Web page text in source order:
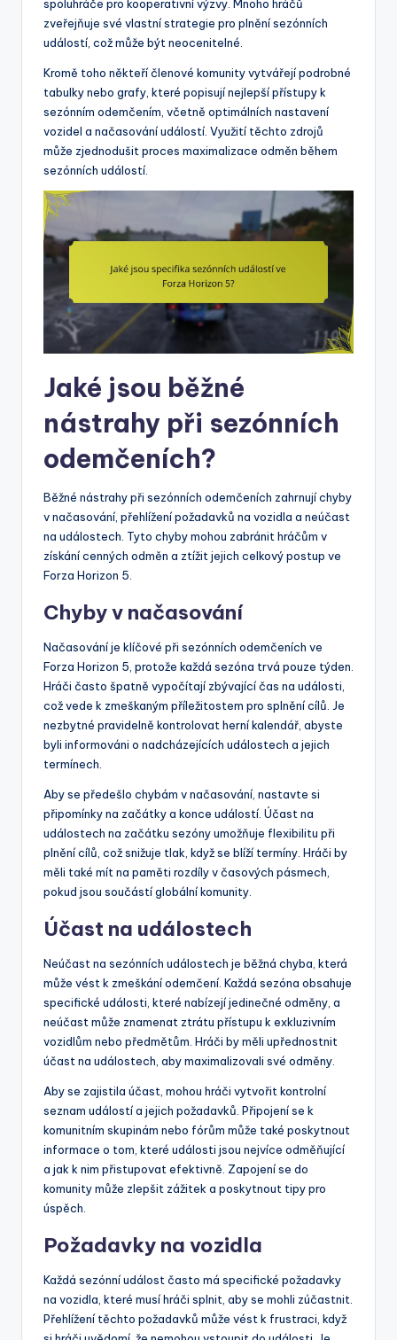
spoluhráče pro kooperativní výzvy. Mnoho hráčů
zveřejňuje své vlastní strategie pro plnění sezónních
událostí, což může být neocenitelné.
Kromě toho někteří členové komunity vytvářejí podrobné
tabulky nebo grafy, které popisují nejlepší přístupy k
sezónním odemčením, včetně optimálních nastavení
vozidel a načasování událostí. Využití těchto zdrojů
může zjednodušit proces maximalizace odměn během
sezónních událostí.
Jaké jsou běžné
nástrahy při sezónních
odemčeních?
Běžné nástrahy při sezónních odemčeních zahrnují chyby
v načasování, přehlížení požadavků na vozidla a neúčast
na událostech. Tyto chyby mohou zabránit hráčům v
získání cenných odměn a ztížit jejich celkový postup ve
Forza Horizon 5.
Chyby v načasování
Načasování je klíčové při sezónních odemčeních ve
Forza Horizon 5, protože každá sezóna trvá pouze týden.
Hráči často špatně vypočítají zbývající čas na události,
což vede k zmeškaným příležitostem pro splnění cílů. Je
nezbytné pravidelně kontrolovat herní kalendář, abyste
byli informováni o nadcházejících událostech a jejich
termínech.
Aby se předešlo chybám v načasování, nastavte si
připomínky na začátky a konce událostí. Účast na
událostech na začátku sezóny umožňuje flexibilitu při
plnění cílů, což snižuje tlak, když se blíží termíny. Hráči by
měli také mít na paměti rozdíly v časových pásmech,
pokud jsou součástí globální komunity.
Účast na událostech
Neúčast na sezónních událostech je běžná chyba, která
může vést k zmeškání odemčení. Každá sezóna obsahuje
specifické události, které nabízejí jedinečné odměny, a
neúčast může znamenat ztrátu přístupu k exkluzivním
vozidlům nebo předmětům. Hráči by měli upřednostnit
účast na událostech, aby maximalizovali své odměny.
Aby se zajistila účast, mohou hráči vytvořit kontrolní
seznam událostí a jejich požadavků. Připojení se k
komunitním skupinám nebo fórům může také poskytnout
informace o tom, které události jsou nejvíce odměňující
a jak k nim přistupovat efektivně. Zapojení se do
komunity může zlepšit zážitek a poskytnout tipy pro
úspěch.
Požadavky na vozidla
Každá sezónní událost často má specifické požadavky
na vozidla, které musí hráči splnit, aby se mohli zúčastnit.
Přehlížení těchto požadavků může vést k frustraci, když